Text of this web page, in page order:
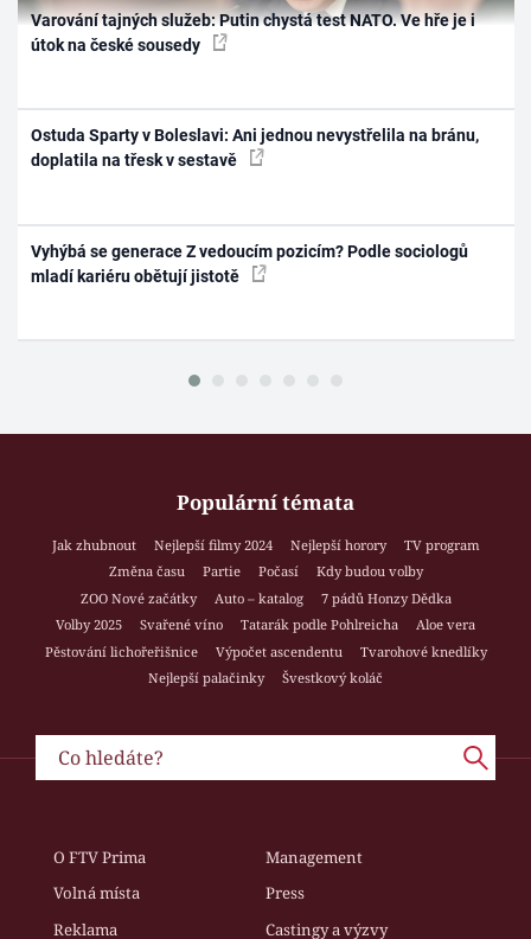
Varování tajných služeb: Putin chystá test NATO. Ve hře je i
útok na české sousedy
Ostuda Sparty v Boleslavi: Ani jednou nevystřelila na bránu,
doplatila na třesk v sestavě
Vyhýbá se generace Z vedoucím pozicím? Podle sociologů
mladí kariéru obětují jistotě
Populární témata
Jak zhubnout Nejlepší filmy 2024 Nejlepší horory
TV program
Změna času
Partie Počasí
Kdy budou volby
ZOO Nové začátky
Auto – katalog
7 pádů Honzy Dědka
Volby 2025
Svařené víno Tatarák podle Pohlreicha
Aloe vera
Pěstování lichořeřišnice
Výpočet ascendentu
Tvarohové knedlíky
Nejlepší palačinky
Švestkový koláč
O FTV Prima
Management
Volná místa
Press
Reklama
Castingy a výzvy